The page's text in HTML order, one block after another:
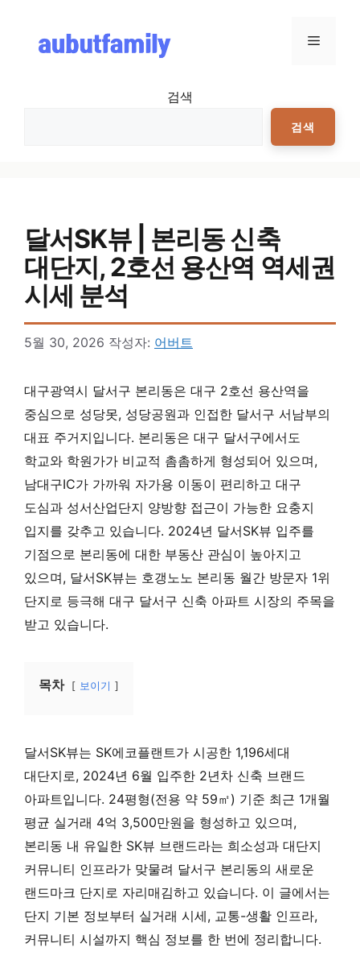
메뉴
검색
검색
달서SK뷰 | 본리동 신축
대단지, 2호선 용산역 역세권
시세 분석
5월 30, 2026 작성자: 어버트
대구광역시 달서구 본리동은 대구 2호선 용산역을
중심으로 성당못, 성당공원과 인접한 달서구 서남부의
대표 주거지입니다. 본리동은 대구 달서구에서도
학교와 학원가가 비교적 촘촘하게 형성되어 있으며,
남대구IC가 가까워 자가용 이동이 편리하고 대구
도심과 성서산업단지 양방향 접근이 가능한 요충지
입지를 갖추고 있습니다. 2024년 달서SK뷰 입주를
기점으로 본리동에 대한 부동산 관심이 높아지고
있으며, 달서SK뷰는 호갱노노 본리동 월간 방문자 1위
단지로 등극해 대구 달서구 신축 아파트 시장의 주목을
받고 있습니다.
목차 보이기
달서SK뷰는 SK에코플랜트가 시공한 1,196세대
대단지로, 2024년 6월 입주한 2년차 신축 브랜드
아파트입니다. 24평형(전용 약 59㎡) 기준 최근 1개월
평균 실거래 4억 3,500만원을 형성하고 있으며,
본리동 내 유일한 SK뷰 브랜드라는 희소성과 대단지
커뮤니티 인프라가 맞물려 달서구 본리동의 새로운
랜드마크 단지로 자리매김하고 있습니다. 이 글에서는
단지 기본 정보부터 실거래 시세, 교통-생활 인프라,
커뮤니티 시설까지 핵심 정보를 한 번에 정리합니다.